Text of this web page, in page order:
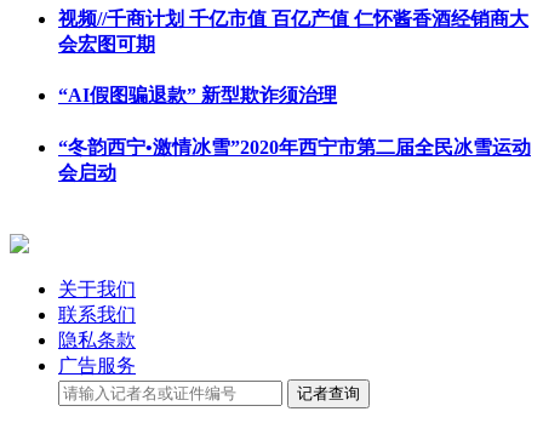
视频//千商计划 千亿市值 百亿产值 仁怀酱香酒经销商大
会宏图可期
“AI假图骗退款” 新型欺诈须治理
“冬韵西宁•激情冰雪”2020年西宁市第二届全民冰雪运动
会启动
关于我们
联系我们
隐私条款
广告服务
记者查询